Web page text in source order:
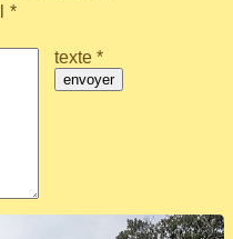
*
texte *
envoyer